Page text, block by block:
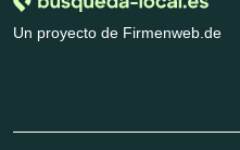
Un proyecto de Firmenweb.de